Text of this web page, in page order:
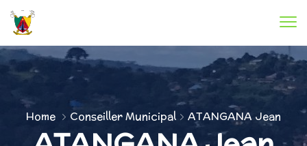
Home Conseiller Municipal ATANGANA Jean